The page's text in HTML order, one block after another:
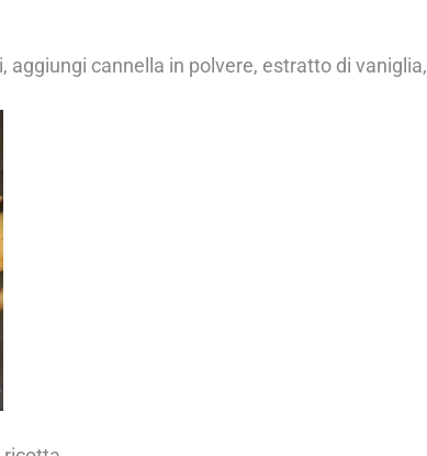
aggiungi cannella in polvere, estratto di vaniglia,